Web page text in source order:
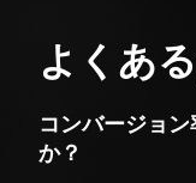
よくあ
コンバージョ
か？